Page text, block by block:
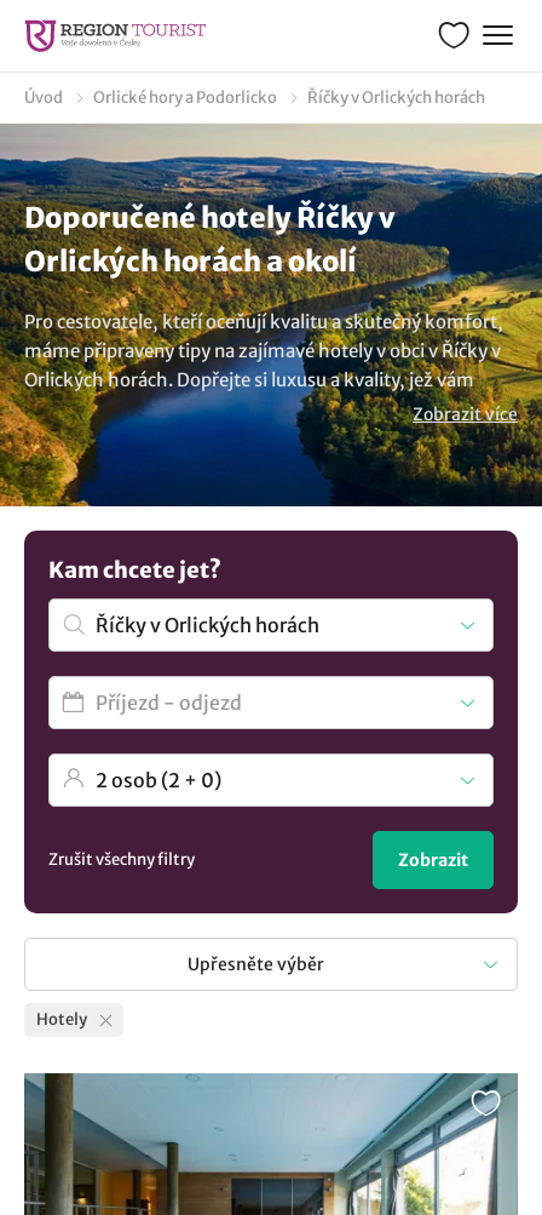
Úvod Orlické hory a Podorlicko Říčky v Orlických horách
Doporučené hotely Říčky v
Orlických horách a okolí
Pro cestovatele, kteří oceňují kvalitu a skutečný komfort,
máme připraveny tipy na zajímavé hotely v obci v Říčky v
Orlických horách. Dopřejte si luxusu a kvality, jež vám
dopřeje hotel, kde oceníte služby na vysoké úrovni a
výbornou kuchyni. A pokud si chcete skutečně odpočinout,
zkuste wellnes, které mají v nabídce různé hotely v
širokém okolí destinace v Říčky v Orlických horách. Tak na
nic nečekejte a projděte si naši nabídku. Určitě si vyberete.
Nevybrali jste si? Mrkněte na všechna
Říčky v Orlických horách
Zobrazit více
Kam chcete jet?
Zrušit všechny filtry Zobrazit
Upřesněte výběr
Hotely